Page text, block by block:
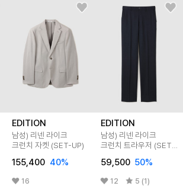
EDITION
남성) 리넨 라이크
크런치 자켓 (SET-UP)
155,400 40%
16
EDITION
남성) 리넨 라이크
크런치 트라우저 (SET-
59,500 50%
12 5 (1)